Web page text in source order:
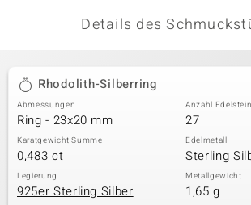
Classics
Details des
Rhodolith-Silberring
Abmessungen
Ring - 23x20 mm
Anzahl
27
Karatgewicht Summe
0,483 ct
Edelmetall
Sterling
Legierung
925er Sterling Silber
Metallgewicht
1,65 g